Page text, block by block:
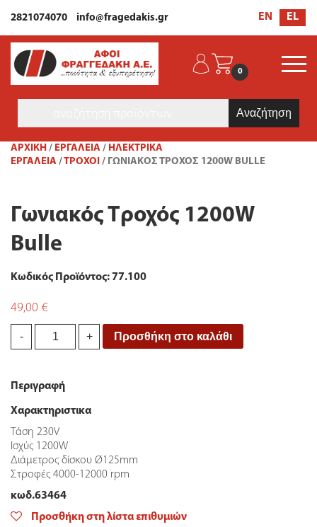
2821074070 info@fragedakis.gr EN EL
0
ΑΡΧΙΚΉ / ΕΡΓΑΛΕΙΑ / ΗΛΕΚΤΡΙΚΆ
ΕΡΓΑΛΕΊΑ /ΤΡΟΧΟΊ / ΓΩΝΙΑΚΌΣ ΤΡΟΧΌΣ 1200W BULLE
Γωνιακός Τροχός 1200W
Bulle
Κωδικός Προϊόντος: 77.100
49,00 €
-
Γωνιακός
quantity
+ Προσθήκη στο καλάθι
Περιγραφή
Χαρακτηριστικα
Τάση 230V
Ισχύς 1200W
Διάμετρος δίσκου Ø125mm
Στροφές 4000-12000 rpm
κωδ.63464
Προσθήκη στη λίστα επιθυμιών